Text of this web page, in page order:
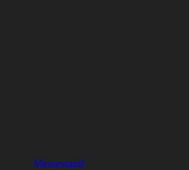
Messestand